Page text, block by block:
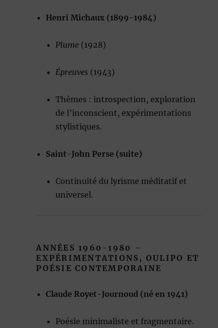
Henri Michaux (1899-1984)
Plume (1928)
Épreuves (1943)
Thèmes : introspection, exploration
de l’inconscient, expérimentations
stylistiques.
Saint-John Perse (suite)
Continuité du lyrisme méditatif et
universel.
ANNÉES 1960-1980 –
EXPÉRIMENTATIONS, OULIPO ET
POÉSIE CONTEMPORAINE
Claude Royet-Journoud (né en 1941)
Poésie minimaliste et fragmentaire.